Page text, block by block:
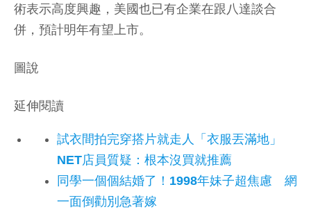
術表示高度興趣，美國也已有企業在跟八達談合
併，預計明年有望上市。
圖說
延伸閱讀
試衣間拍完穿搭片就走人「衣服丟滿地」
NET店員質疑：根本沒買就推薦
同學一個個結婚了！1998年妹子超焦慮 網
一面倒勸別急著嫁